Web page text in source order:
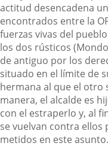
actitud desencadena
encontrados entre la
fuerzas vivas del
los dos rústicos
de antiguo por los
situado en el límite de
hermana al que el otro
manera, el alcalde es
con el estraperlo y, al
se vuelvan contra ellos
metidos en este asunto.